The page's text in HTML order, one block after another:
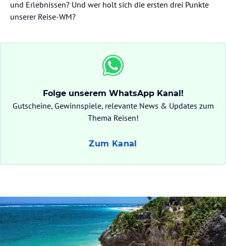
und Erlebnissen? Und wer holt sich die ersten drei Punkte
unserer Reise-WM?
Folge unserem WhatsApp Kanal!
Gutscheine, Gewinnspiele, relevante News & Updates zum
Thema Reisen!
Zum Kanal